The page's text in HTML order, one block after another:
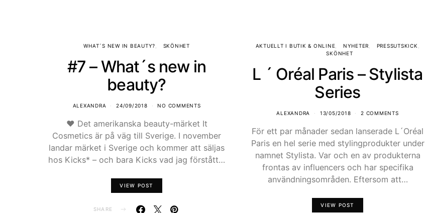
WHAT´S NEW IN BEAUTY? SKÖNHET
#7 – What´s new in
beauty?
ALEXANDRA 24/09/2018 NO COMMENTS
♥ Det amerikanska beauty-märket It
Cosmetics är på väg till Sverige. I november
landar märket i Sverige och kommer att säljas
hos Kicks* – och bara Kicks vad jag förstått…
VIEW POST
SHARE
AKTUELLT I BUTIK & ONLINE NYHETER
PRESSUTSKICK
SKÖNHET
L ´ Oréal Paris – Stylista
Series
ALEXANDRA 13/05/2018 2 COMMENTS
För ett par månader sedan lanserade L´Oréal
Paris en hel serie med stylingprodukter under
namnet Stylista. Var och en av produkterna
frontas av influencers och har specifika
användningsområden. Eftersom att…
VIEW POST